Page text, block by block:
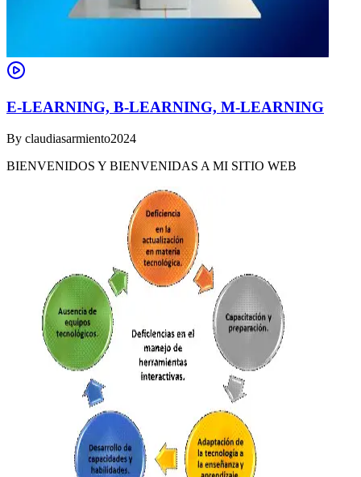
E-LEARNING, B-LEARNING, M-LEARNING
By claudiasarmiento2024
BIENVENIDOS Y BIENVENIDAS A MI SITIO WEB